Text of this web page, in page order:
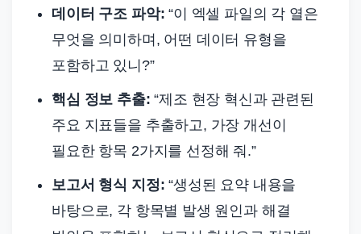
데이터 구조 파악: “이 엑셀 파일의 각 열은
무엇을 의미하며, 어떤 데이터 유형을
포함하고 있니?”
핵심 정보 추출: “제조 현장 혁신과 관련된
주요 지표들을 추출하고, 가장 개선이
필요한 항목 2가지를 선정해 줘.”
보고서 형식 지정: “생성된 요약 내용을
바탕으로, 각 항목별 발생 원인과 해결